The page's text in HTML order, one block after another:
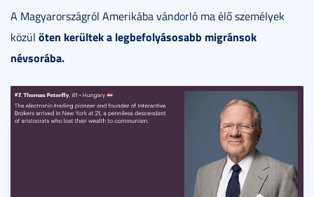
A Magyarországról Amerikába vándorló ma élő személyek
közül öten kerültek a legbefolyásosabb migránsok
névsorába.